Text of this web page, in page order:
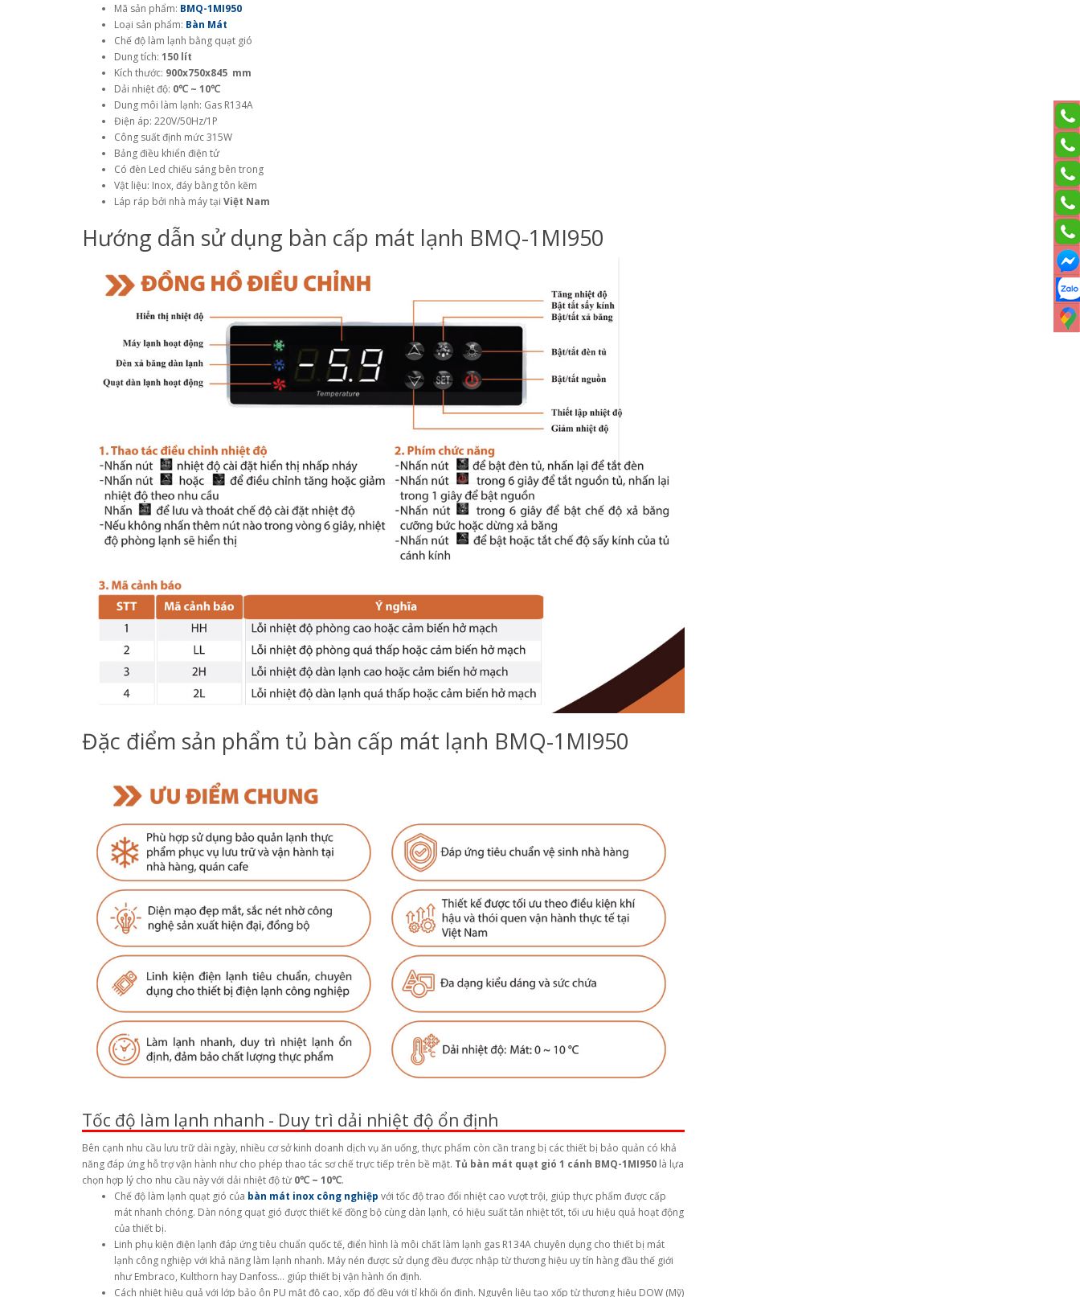
Mã sản phẩm: BMQ-1MI950
Loại sản phẩm: Bàn Mát
Chế độ làm lạnh bằng quạt gió
Dung tích: 150 lít
Kích thước: 900x750x845 mm
Dải nhiệt độ: 0℃ ~ 10℃
Dung môi làm lạnh: Gas R134A
Điện áp: 220V/50Hz/1P
Công suất định mức 315W
Bảng điều khiển điện tử
Có đèn Led chiếu sáng bên trong
Vật liệu: Inox, đáy bằng tôn kẽm
Láp ráp bởi nhà máy tại Việt Nam
Hướng dẫn sử dụng bàn cấp mát lạnh BMQ-1MI950
Đặc điểm sản phẩm tủ bàn cấp mát lạnh BMQ-1MI950
Tốc độ làm lạnh nhanh - Duy trì dải nhiệt độ ổn định
Bên cạnh nhu cầu lưu trữ dài ngày, nhiều cơ sở kinh doanh dịch vụ ăn uống, thực phẩm còn cần trang bị các thiết bị bảo quản có khả
năng đáp ứng hỗ trợ vận hành như cho phép thao tác sơ chế trực tiếp trên bề mặt. Tủ bàn mát quạt gió 1 cánh BMQ-1MI950 là lựa
chọn hợp lý cho nhu cầu này với dải nhiệt độ từ 0℃ ~ 10℃.
Chế độ làm lạnh quạt gió của bàn mát inox công nghiệp với tốc độ trao đổi nhiệt cao vượt trội, giúp thực phẩm được cấp
mát nhanh chóng. Dàn nóng quạt gió được thiết kế đồng bộ cùng dàn lạnh, có hiệu suất tản nhiệt tốt, tối ưu hiệu quả hoạt động
của thiết bị.
Linh phụ kiện điện lạnh đáp ứng tiêu chuẩn quốc tế, điển hình là môi chất làm lạnh gas R134A chuyên dụng cho thiết bị mát
lạnh công nghiệp với khả năng làm lạnh nhanh. Máy nén được sử dụng đều được nhập từ thương hiệu uy tín hàng đầu thế giới
như Embraco, Kulthorn hay Danfoss… giúp thiết bị vận hành ổn định.
Cách nhiệt hiệu quả với lớp bảo ôn PU mật độ cao, xốp đổ đều với tỉ khối ổn định. Nguyên liệu tạo xốp từ thương hiệu DOW (Mỹ)